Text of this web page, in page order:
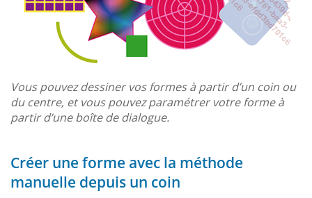
Vous pouvez dessiner vos formes à partir d’un coin ou
du centre, et vous pouvez paramétrer votre forme à
partir d’une boîte de dialogue.
Créer une forme avec la méthode
manuelle depuis un coin